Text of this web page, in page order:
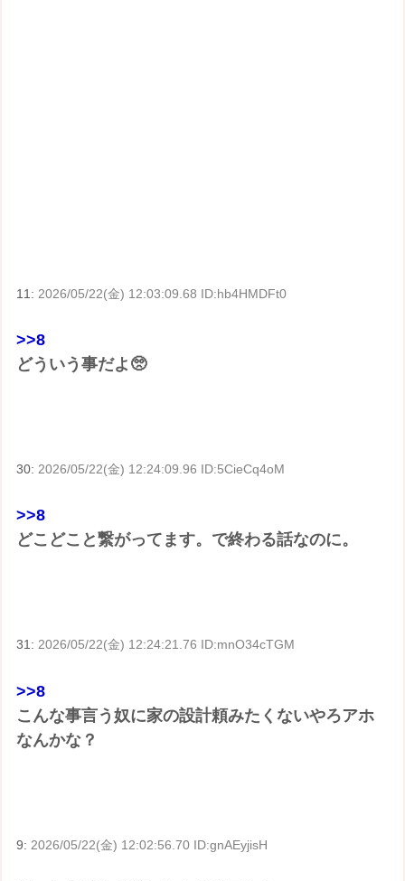
11: 2026/05/22(金) 12:03:09.68 ID:hb4HMDFt0
>>8
どういう事だよ🥺
30: 2026/05/22(金) 12:24:09.96 ID:5CieCq4oM
>>8
どこどこと繋がってます。で終わる話なのに。
31:2026/05/22(金) 12:24:21.76 ID:mnO34cTGM
>>8
こんな事言う奴に家の設計頼みたくないやろアホ
なんかな？
9: 2026/05/22(金) 12:02:56.70 ID:gnAEyjisH